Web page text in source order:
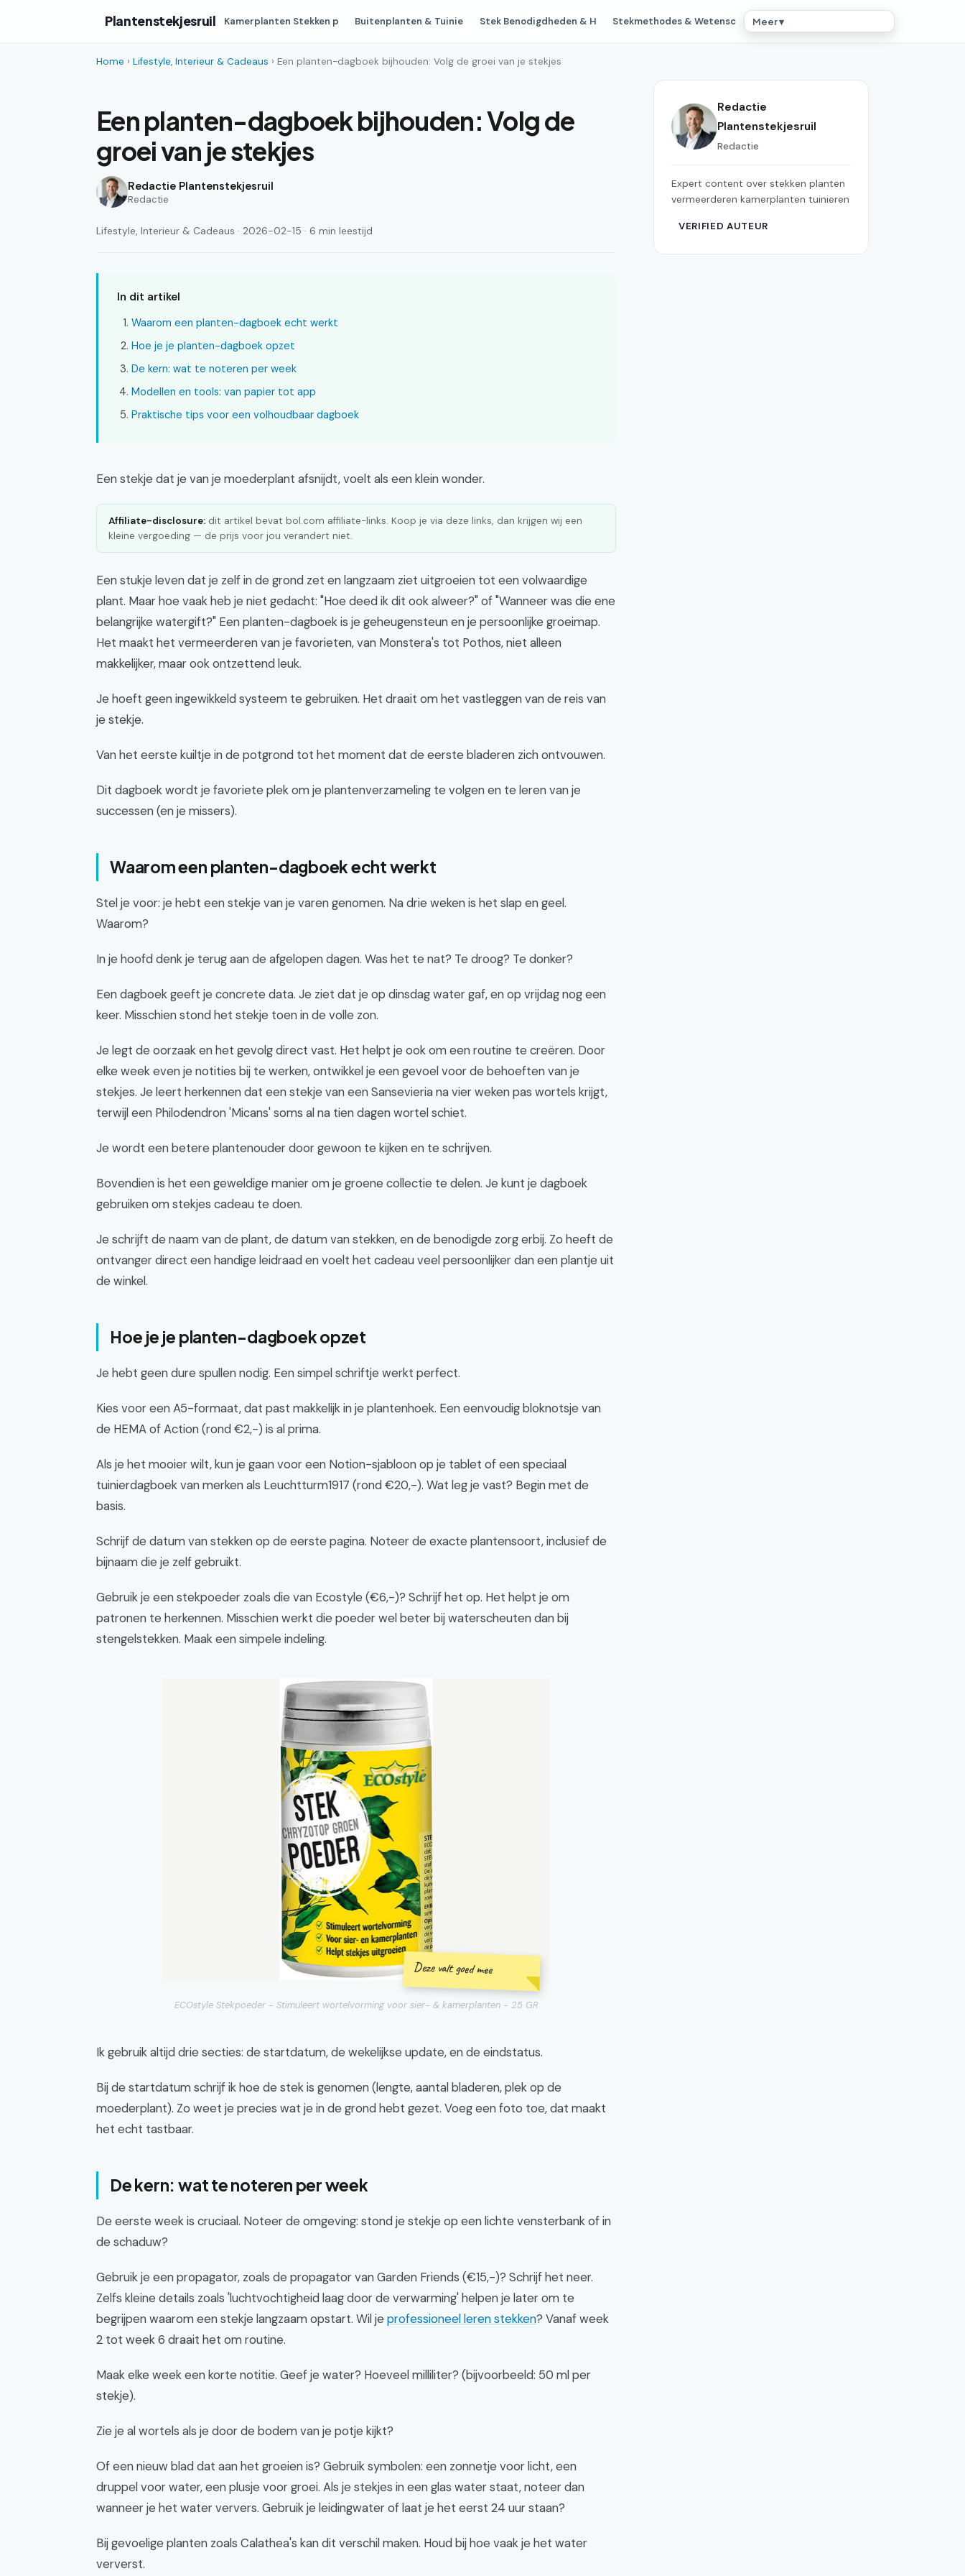
Plantenstekjesruil Kamerplanten Stekken p Buitenplanten & Tuinie Stek Benodigdheden & H Stekmethodes & Wetensc Meer ▾
Home › Lifestyle, Interieur & Cadeaus › Een planten-dagboek bijhouden: Volg de groei van je stekjes
Een planten-dagboek bijhouden: Volg de
groei van je stekjes
Redactie Plantenstekjesruil
Redactie
Lifestyle, Interieur & Cadeaus · 2026-02-15 · 6 min leestijd
In dit artikel
Waarom een planten-dagboek echt werkt
Hoe je je planten-dagboek opzet
De kern: wat te noteren per week
Modellen en tools: van papier tot app
Praktische tips voor een volhoudbaar dagboek
Een stekje dat je van je moederplant afsnijdt, voelt als een klein wonder.
Affiliate-disclosure: dit artikel bevat bol.com affiliate-links. Koop je via deze links, dan krijgen wij een
kleine vergoeding — de prijs voor jou verandert niet.
Een stukje leven dat je zelf in de grond zet en langzaam ziet uitgroeien tot een volwaardige
plant. Maar hoe vaak heb je niet gedacht: "Hoe deed ik dit ook alweer?" of "Wanneer was die ene
belangrijke watergift?" Een planten-dagboek is je geheugensteun en je persoonlijke groeimap.
Het maakt het vermeerderen van je favorieten, van Monstera's tot Pothos, niet alleen
makkelijker, maar ook ontzettend leuk.
Je hoeft geen ingewikkeld systeem te gebruiken. Het draait om het vastleggen van de reis van
je stekje.
Van het eerste kuiltje in de potgrond tot het moment dat de eerste bladeren zich ontvouwen.
Dit dagboek wordt je favoriete plek om je plantenverzameling te volgen en te leren van je
successen (en je missers).
Waarom een planten-dagboek echt werkt
Stel je voor: je hebt een stekje van je varen genomen. Na drie weken is het slap en geel.
Waarom?
In je hoofd denk je terug aan de afgelopen dagen. Was het te nat? Te droog? Te donker?
Een dagboek geeft je concrete data. Je ziet dat je op dinsdag water gaf, en op vrijdag nog een
keer. Misschien stond het stekje toen in de volle zon.
Je legt de oorzaak en het gevolg direct vast. Het helpt je ook om een routine te creëren. Door
elke week even je notities bij te werken, ontwikkel je een gevoel voor de behoeften van je
stekjes. Je leert herkennen dat een stekje van een Sansevieria na vier weken pas wortels krijgt,
terwijl een Philodendron 'Micans' soms al na tien dagen wortel schiet.
Je wordt een betere plantenouder door gewoon te kijken en te schrijven.
Bovendien is het een geweldige manier om je groene collectie te delen. Je kunt je dagboek
gebruiken om stekjes cadeau te doen.
Je schrijft de naam van de plant, de datum van stekken, en de benodigde zorg erbij. Zo heeft de
ontvanger direct een handige leidraad en voelt het cadeau veel persoonlijker dan een plantje uit
de winkel.
Hoe je je planten-dagboek opzet
Je hebt geen dure spullen nodig. Een simpel schriftje werkt perfect.
Kies voor een A5-formaat, dat past makkelijk in je plantenhoek. Een eenvoudig bloknotsje van
de HEMA of Action (rond €2,-) is al prima.
Als je het mooier wilt, kun je gaan voor een Notion-sjabloon op je tablet of een speciaal
tuinierdagboek van merken als Leuchtturm1917 (rond €20,-). Wat leg je vast? Begin met de
basis.
Schrijf de datum van stekken op de eerste pagina. Noteer de exacte plantensoort, inclusief de
bijnaam die je zelf gebruikt.
Gebruik je een stekpoeder zoals die van Ecostyle (€6,-)? Schrijf het op. Het helpt je om
patronen te herkennen. Misschien werkt die poeder wel beter bij waterscheuten dan bij
stengelstekken. Maak een simpele indeling.
Deze valt goed mee
ECOstyle Stekpoeder - Stimuleert wortelvorming voor sier- & kamerplanten - 25 GR
Ik gebruik altijd drie secties: de startdatum, de wekelijkse update, en de eindstatus.
Bij de startdatum schrijf ik hoe de stek is genomen (lengte, aantal bladeren, plek op de
moederplant). Zo weet je precies wat je in de grond hebt gezet. Voeg een foto toe, dat maakt
het echt tastbaar.
De kern: wat te noteren per week
De eerste week is cruciaal. Noteer de omgeving: stond je stekje op een lichte vensterbank of in
de schaduw?
Gebruik je een propagator, zoals de propagator van Garden Friends (€15,-)? Schrijf het neer.
Zelfs kleine details zoals 'luchtvochtigheid laag door de verwarming' helpen je later om te
begrijpen waarom een stekje langzaam opstart. Wil je professioneel leren stekken? Vanaf week
2 tot week 6 draait het om routine.
Maak elke week een korte notitie. Geef je water? Hoeveel milliliter? (bijvoorbeeld: 50 ml per
stekje).
Zie je al wortels als je door de bodem van je potje kijkt?
Of een nieuw blad dat aan het groeien is? Gebruik symbolen: een zonnetje voor licht, een
druppel voor water, een plusje voor groei. Als je stekjes in een glas water staat, noteer dan
wanneer je het water ververs. Gebruik je leidingwater of laat je het eerst 24 uur staan?
Bij gevoelige planten zoals Calathea's kan dit verschil maken. Houd bij hoe vaak je het water
ververst.
Redactie
Plantenstekjesruil
Redactie
Expert content over stekken planten
vermeerderen kamerplanten tuinieren
VERIFIED AUTEUR